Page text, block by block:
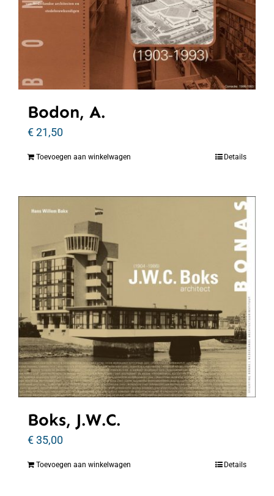
Bodon, A.
€21,50
Toevoegen aan winkelwagen Details
Boks, J.W.C.
€35,00
Toevoegen aan winkelwagen Details